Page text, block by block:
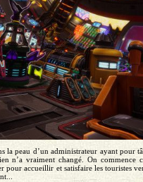
la peau d’un administrateur ayant pour
n’a vraiment changé. On commence
accueillir et satisfaire les touristes